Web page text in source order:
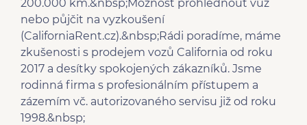
200.000 km.&nbsp;Možnost prohlédnout vůz
nebo půjčit na vyzkoušení
(CaliforniaRent.cz).&nbsp;Rádi poradíme, máme
zkušenosti s prodejem vozů California od roku
2017 a desítky spokojených zákazníků. Jsme
rodinná firma s profesionálním přístupem a
zázemím vč. autorizovaného servisu již od roku
1998.&nbsp;